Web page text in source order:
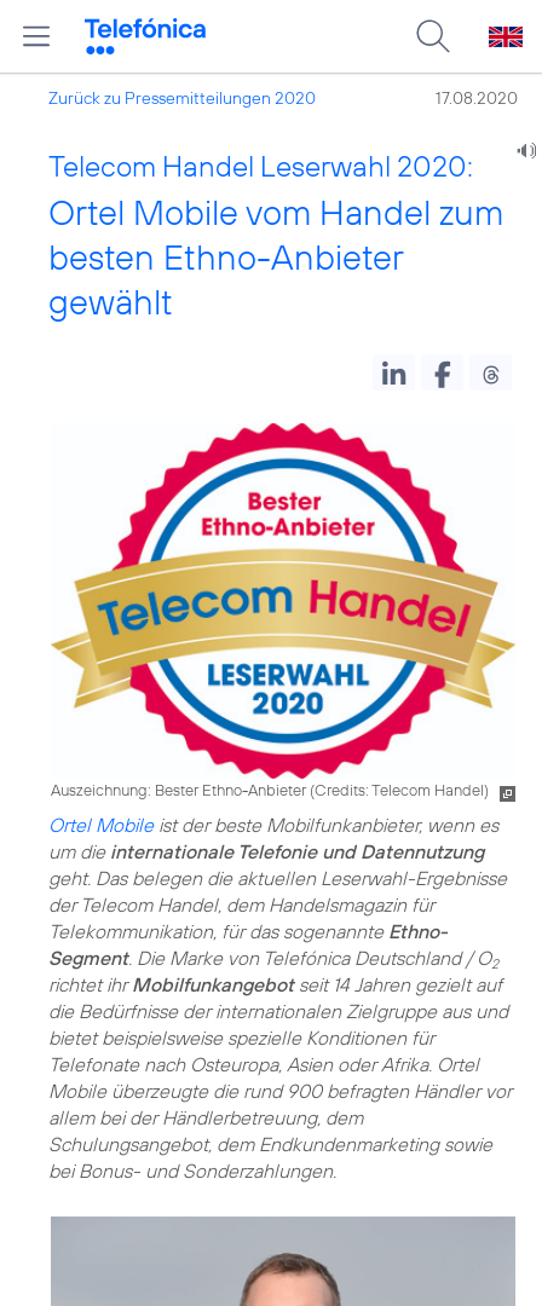
Zurück zu Pressemitteilungen 2020 17.08.2020
Telecom Handel Leserwahl 2020:
Ortel Mobile vom Handel zum
besten Ethno-Anbieter
gewählt
Auszeichnung: Bester Ethno-Anbieter (Credits: Telecom Handel)
Ortel Mobileist der beste Mobilfunkanbieter, wenn es
um die internationale Telefonie und Datennutzung
geht. Das belegen die aktuellen Leserwahl-Ergebnisse
der Telecom Handel, dem Handelsmagazin für
Telekommunikation, für das sogenannte Ethno-
Segment. Die Marke von Telefónica Deutschland / O2
richtet ihrMobilfunkangebotseit 14 Jahren gezielt auf
die Bedürfnisse der internationalen Zielgruppe aus und
bietet beispielsweise spezielle Konditionen für
Telefonate nach Osteuropa, Asien oder Afrika. Ortel
Mobile überzeugte die rund 900 befragten Händler vor
allem bei der Händlerbetreuung, dem
Schulungsangebot, dem Endkundenmarketing sowie
bei Bonus- und Sonderzahlungen.